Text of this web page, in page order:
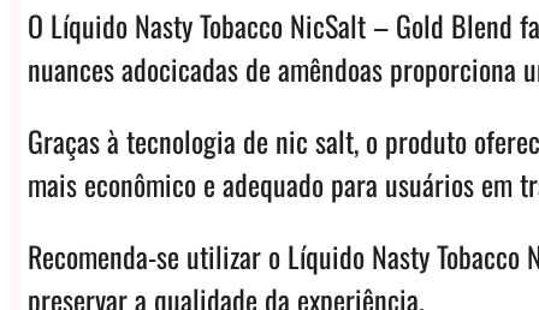
O Líquido Nasty Tobacco NicSalt – Gold Blend
nuances adocicadas de amêndoas
Graças à tecnologia de nic salt, o produto
mais econômico e adequado para usuários
Recomenda-se utilizar o Líquido Nasty
preservar a qualidade da experiência.